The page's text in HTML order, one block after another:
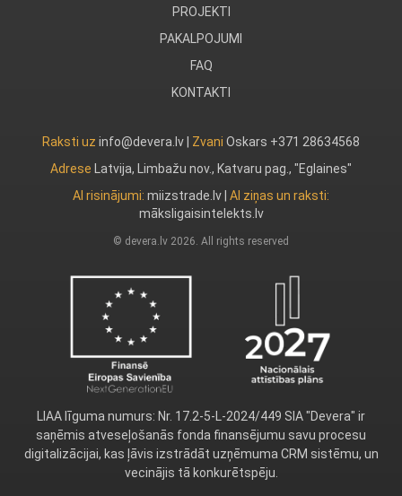
PROJEKTI
PAKALPOJUMI
FAQ
KONTAKTI
Raksti uz info@devera.lv | Zvani Oskars +371 28634568
Adrese
Latvija, Limbažu nov., Katvaru pag., "Eglaines"
AI risinājumi: miizstrade.lv AI ziņas un raksti:
māksligaisintelekts.lv
© devera.lv 2026. All rights reserved
LIAA līguma numurs: Nr. 17.2-5-L-2024/449 SIA "Devera" ir
saņēmis atveseļošanās fonda finansējumu savu procesu
digitalizācijai, kas ļāvis izstrādāt uzņēmuma CRM sistēmu, un
vecinājis tā konkurētspēju.